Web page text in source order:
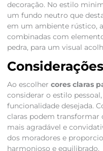
decoração. No estilo
um fundo neutro que
em um ambiente rústico,
combinadas com
pedra, para um visual
Ao escolher cores claras
considerar o estilo
funcionalidade desejada.
claras podem transformar
mais agradável e
dos moradores e
harmonioso e equilibrado.